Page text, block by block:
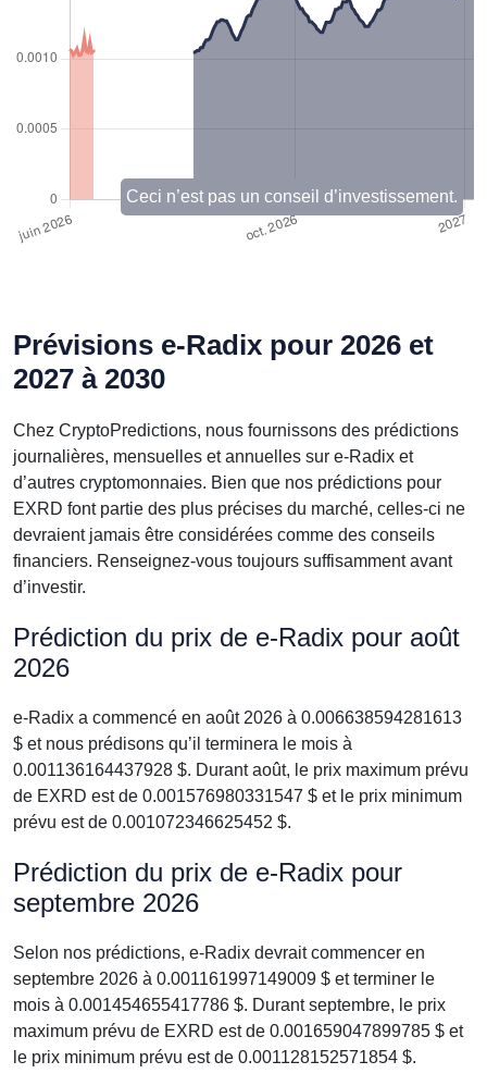
Ceci n’est pas un conseil d’investissement.
Prévisions e-Radix pour 2026 et
2027 à 2030
Chez CryptoPredictions, nous fournissons des prédictions
journalières, mensuelles et annuelles sur e-Radix et
d’autres cryptomonnaies. Bien que nos prédictions pour
EXRD font partie des plus précises du marché, celles-ci ne
devraient jamais être considérées comme des conseils
financiers. Renseignez-vous toujours suffisamment avant
d’investir.
Prédiction du prix de e-Radix pour août
2026
e-Radix a commencé en août 2026 à 0.006638594281613
$ et nous prédisons qu’il terminera le mois à
0.001136164437928 $. Durant août, le prix maximum prévu
de EXRD est de 0.001576980331547 $ et le prix minimum
prévu est de 0.001072346625452 $.
Prédiction du prix de e-Radix pour
septembre 2026
Selon nos prédictions, e-Radix devrait commencer en
septembre 2026 à 0.001161997149009 $ et terminer le
mois à 0.001454655417786 $. Durant septembre, le prix
maximum prévu de EXRD est de 0.001659047899785 $ et
le prix minimum prévu est de 0.001128152571854 $.